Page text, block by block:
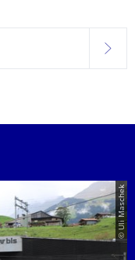
on page 21
next
© Uli Maschek